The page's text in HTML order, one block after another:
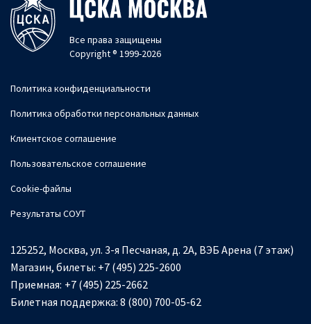
Все права защищены
Copyright ® 1999-2026
Политика конфиденциальности
Политика обработки персональных данных
Клиентское соглашение
Пользовательское соглашение
Cookie-файлы
Результаты СОУТ
125252, Москва, ул. 3-я Песчаная, д. 2А, ВЭБ Арена (7 этаж)
Магазин, билеты: +7 (495) 225-2600
Приемная: +7 (495) 225-2662
Билетная поддержка: 8 (800) 700-05-62